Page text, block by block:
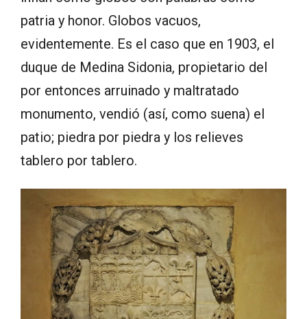
patria y honor. Globos vacuos,
evidentemente. Es el caso que en 1903, el
duque de Medina Sidonia, propietario del
por entonces arruinado y maltratado
monumento, vendió (así, como suena) el
patio; piedra por piedra y los relieves
tablero por tablero.